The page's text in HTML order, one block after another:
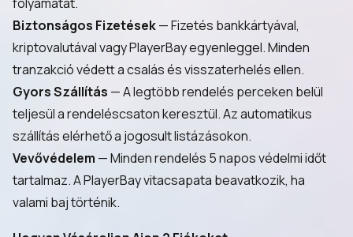
Biztonságos Fizetések— Fizetés bankkártyával,
kriptovalutával vagy PlayerBay egyenleggel. Minden
tranzakció védett a csalás és visszaterhelés ellen.
Gyors Szállítás — A legtöbb rendelés perceken belül
teljesül a rendeléscsaton keresztül. Az automatikus
szállítás elérhető a jogosult listázásokon.
Vevővédelem — Minden rendelés 5 napos védelmi időt
tartalmaz. A PlayerBay vitacsapata beavatkozik, ha
valami baj történik.